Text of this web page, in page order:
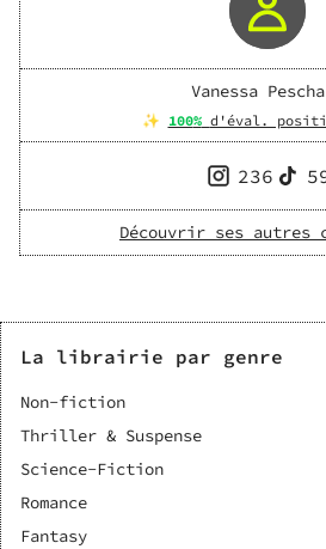
Vanessa
✨ 100% d'éval.
236
Découvrir ses autres
La librairie par genre
Non-fiction
Thriller & Suspense
Science-Fiction
Romance
Fantasy